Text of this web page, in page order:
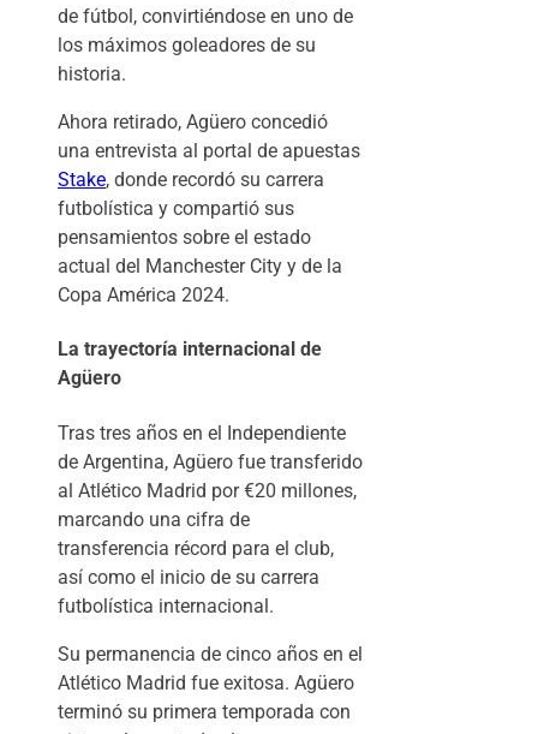
de fútbol, convirtiéndose en uno de
los máximos goleadores de su
historia.
Ahora retirado, Agüero concedió
una entrevista al portal de apuestas
Stake, donde recordó su carrera
futbolística y compartió sus
pensamientos sobre el estado
actual del Manchester City y de la
Copa América 2024.
La trayectoría internacional de
Agüero
Tras tres años en el Independiente
de Argentina, Agüero fue transferido
al Atlético Madrid por €20 millones,
marcando una cifra de
transferencia récord para el club,
así como el inicio de su carrera
futbolística internacional.
Su permanencia de cinco años en el
Atlético Madrid fue exitosa. Agüero
terminó su primera temporada con